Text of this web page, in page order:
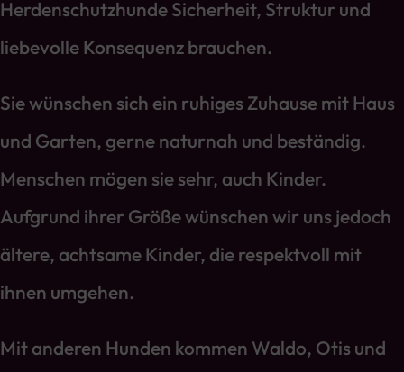
Herdenschutzhunde Sicherheit, Struktur und
liebevolle Konsequenz brauchen.
Sie wünschen sich ein ruhiges Zuhause mit Haus
und Garten, gerne naturnah und beständig.
Menschen mögen sie sehr, auch Kinder.
Aufgrund ihrer Größe wünschen wir uns jedoch
ältere, achtsame Kinder, die respektvoll mit
ihnen umgehen.
Mit anderen Hunden kommen Waldo, Otis und